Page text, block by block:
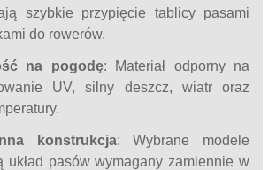
szybkie przypięcie tablicy pasami
do rowerów.
na pogodę: Materiał odporny na
UV, silny deszcz, wiatr oraz
konstrukcja: Wybrane modele
układ pasów wymagany zamiennie w